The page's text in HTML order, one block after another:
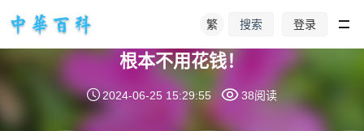
繁 搜索 登录
湿疹怎样体内调理，做好这几点，湿疹
根本不用花钱！
2024-06-25 15:29:55 38阅读